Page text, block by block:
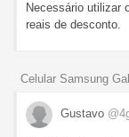
Necessário utilizar
reais de desconto.
Celular Samsung
Gustavo